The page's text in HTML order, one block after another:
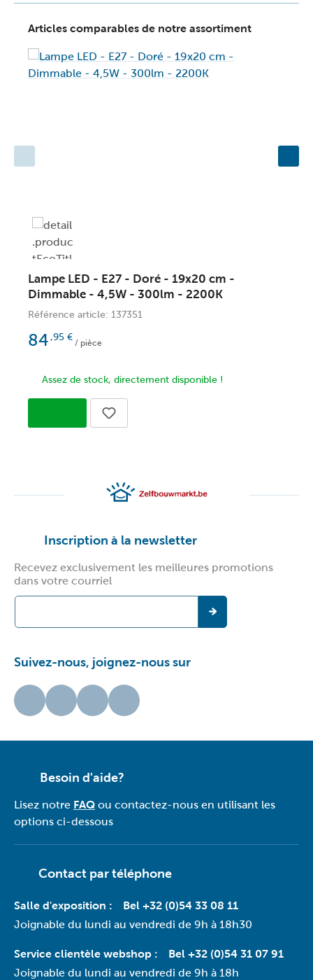
Articles comparables de notre assortiment
Lampe LED - E27 - Doré - 19x20 cm -
Dimmable - 4,5W - 300lm - 2200K
Référence article: 137351
84 ,95€
/ pièce
Assez de stock, directement disponible !
Inscription à la newsletter
Recevez exclusivement les meilleures promotions
dans votre courriel
Suivez-nous, joignez-nous sur
Besoin d'aide?
Lisez notre FAQ ou contactez-nous en utilisant les
options ci-dessous
Contact par téléphone
Salle d'exposition :
Bel +32 (0)54 33 08 11
Joignable du lundi au vendredi de 9h à 18h30
Service clientèle webshop :
Bel +32 (0)54 31 07 91
Joignable du lundi au vendredi de 9h à 18h